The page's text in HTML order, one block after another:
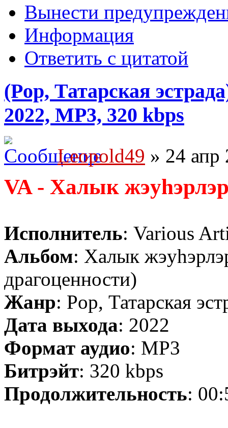
Вынести
Информация
Ответить с цитатой
(Pop, Татарская
2022, MP3, 320 kbps
Leopold49 » 24 апр
VA - Халык
Исполнитель: Various
Альбом: Халык
драгоценности)
Жанр: Pop, Татарская
Дата выхода: 2022
Формат аудио: MP3
Битрэйт: 320 kbps
Продолжительность: